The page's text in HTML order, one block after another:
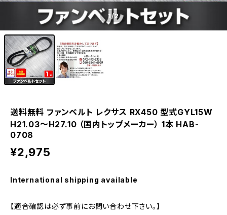
1/2
送料無料 ファンベルト レクサス RX450 型式GYL15W
H21.03～H27.10 （国内トップメーカー） 1本 HAB-
0708
¥2,975
International shipping available
【適合確認は必ず事前にお問い合わせ下さい。】